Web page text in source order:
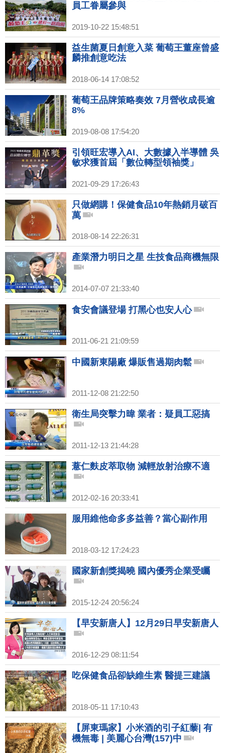
員工眷屬參與
2019-10-22 15:48:51
益生菌夏日創意入菜 葡萄王董座曾盛
麟推創意吃法
2018-06-14 17:08:52
葡萄王品牌策略奏效 7月營收成長逾
8%
2019-08-08 17:54:20
引領旺宏導入AI、大數據入半導體 吳
敏求獲首屆「數位轉型領袖獎」
2021-09-29 17:26:43
只做網購！保健食品10年熱銷月破百
萬
2018-08-14 22:26:31
產業潛力明日之星 生技食品商機無限
2014-07-07 21:33:40
食安會議登場 打黑心也安人心
2011-06-21 21:09:59
中國新東陽廠 爆販售過期肉鬆
2011-12-08 21:22:50
衛生局突擊力暐 業者：疑員工惡搞
2011-12-13 21:44:28
薏仁麩皮萃取物 減輕放射治療不適
2012-02-16 20:33:41
服用維他命多多益善？當心副作用
2018-03-12 17:24:23
國家新創獎揭曉 國內優秀企業受矚
2015-12-24 20:56:24
【早安新唐人】12月29日早安新唐人
2016-12-29 08:11:54
吃保健食品卻缺維生素 醫提三建議
2018-05-11 17:10:43
【屏東瑪家】小米酒的引子紅藜| 有
機無毒 | 美麗心台灣(157)中